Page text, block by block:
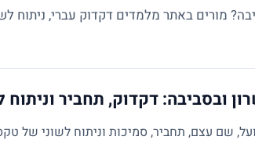
מורים באתר מלמדים דקדוק עברי, ניתוח
ובסביבה: דקדוק, תחביר וניתוח
שם עצם, תחביר, סמיכות וניתוח לשוני של